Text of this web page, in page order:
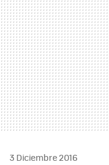
3 Diciembre 2016